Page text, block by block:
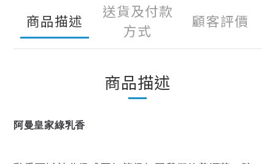
商品描述
送貨及付款
方式
顧客評價
商品描述
阿曼皇家綠乳香